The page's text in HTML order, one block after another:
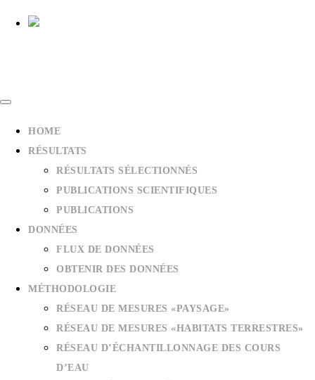
HOME
RÉSULTATS
RÉSULTATS SÉLECTIONNÉS
PUBLICATIONS SCIENTIFIQUES
PUBLICATIONS
DONNÉES
FLUX DE DONNÉES
OBTENIR DES DONNÉES
MÉTHODOLOGIE
RÉSEAU DE MESURES «PAYSAGE»
RÉSEAU DE MESURES «HABITATS TERRESTRES»
RÉSEAU D’ÉCHANTILLONNAGE DES COURS
D’EAU